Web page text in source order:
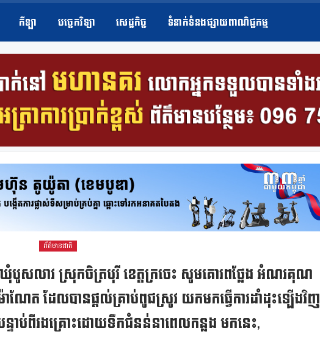
កីឡា បច្ចេកវិទ្យា សេដ្ឋកិច្ច ទំនាក់ទំនងផ្សាយពាណិជ្ជកម្ម
ព័ត៌មានជាតិ
ឃុំបូសលាវ ស្រុកចិត្របុរី ខេត្តក្រចេះ សូមគោរពថ្លែង អំណរគុណ
ែត ដែលបានផ្តល់គ្រាប់ពូជស្រូវ យកមកធ្វើការដាំដុះឡើងវិញ
ាប់ពីរងគ្រោះដោយទឹកជំនន់នាពេលកន្លង មកនេះ,